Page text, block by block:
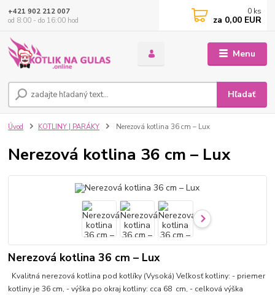
Menu
Hľadať
+421 902 212 007
od 8:00 - do 16:00 hod
0 ks
za 0,00 EUR
Úvod KOTLINY | PARÁKY Nerezová kotlina 36 cm – Lux
Nerezová kotlina 36 cm – Lux
Nerezová kotlina 36 cm – Lux
Kvalitná nerezová kotlina pod kotlíky (Vysoká) Veľkosť kotliny: - priemer
kotliny je 36 cm, - výška po okraj kotliny: cca 68 cm, - celková výška